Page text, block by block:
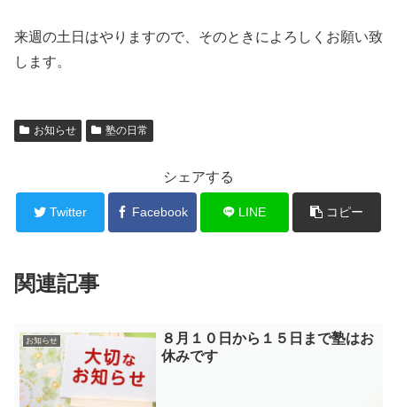
来週の土日はやりますので、そのときによろしくお願い致
します。
お知らせ 塾の日常
シェアする
Twitter Facebook LINE コピー
関連記事
お知らせ
８月１０日から１５日まで塾はお
休みです